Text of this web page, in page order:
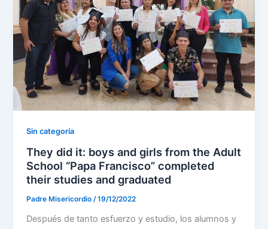
Sin categoría
They did it: boys and girls from the Adult
School “Papa Francisco” completed
their studies and graduated
Padre Misericordio/19/12/2022
Después de tanto esfuerzo y estudio, los alumnos y